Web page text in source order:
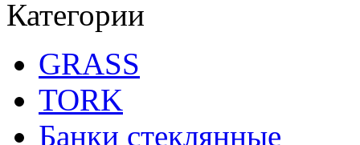
Категории
GRASS
TORK
Банки стеклянные